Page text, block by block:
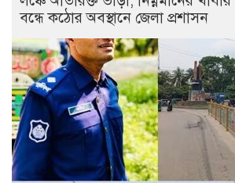
বন্ধে কঠোর অবস্থানে জেলা প্রশাসন